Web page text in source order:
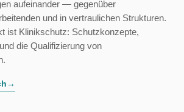
aufeinander — gegenüber
und in vertraulichen Strukturen.
ist Klinikschutz: Schutzkonzepte,
die Qualifizierung von
→